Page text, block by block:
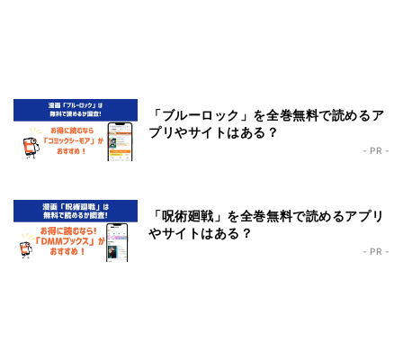
「ブルーロック」を全巻無料で読めるア
プリやサイトはある？
- PR -
「呪術廻戦」を全巻無料で読めるアプリ
やサイトはある？
- PR -